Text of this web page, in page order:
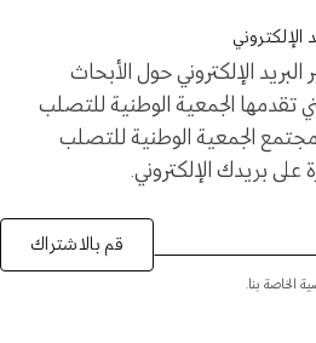
الإلكتروني حول الأبحاث
تقدمها الجمعية الوطنية للتصلب
الجمعية الوطنية للتصلب
على بريدك الإلكتروني.
الخاصة بنا.
قم بالاشتراك